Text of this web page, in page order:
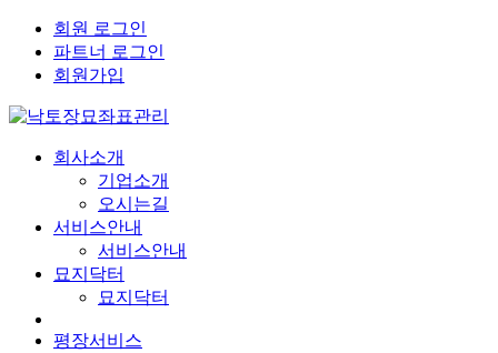
회원 로그인
파트너 로그인
회원가입
회사소개
기업소개
오시는길
서비스안내
서비스안내
묘지닥터
묘지닥터
평장서비스